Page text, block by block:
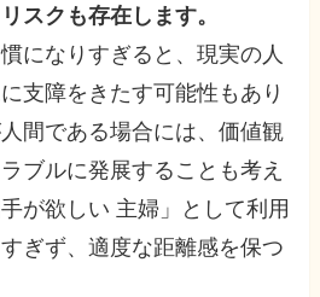
スクも存在します。
になりすぎると、現実の人
支障をきたす可能性もあり
間である場合には、価値観
ブルに発展することも考え
が欲しい 主婦」として利用
ぎず、適度な距離感を保つ